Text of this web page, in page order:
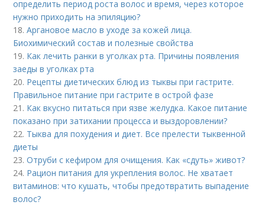
определить период роста волос и время, через которое
нужно приходить на эпиляцию?
18.Аргановое масло в уходе за кожей лица.
Биохимический состав и полезные свойства
19. Как лечить ранки в уголках рта. Причины появления
заеды в уголках рта
20. Рецепты диетических блюд из тыквы при гастрите.
Правильное питание при гастрите в острой фазе
21. Как вкусно питаться при язве желудка. Какое питание
показано при затихании процесса и выздоровлении?
22. Тыква для похудения и диет. Все прелести тыквенной
диеты
23.Отруби с кефиром для очищения. Как «сдуть» живот?
24. Рацион питания для укрепления волос. Не хватает
витаминов: что кушать, чтобы предотвратить выпадение
волос?